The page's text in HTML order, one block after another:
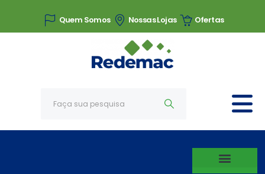
Quem Somos Nossas Lojas Ofertas